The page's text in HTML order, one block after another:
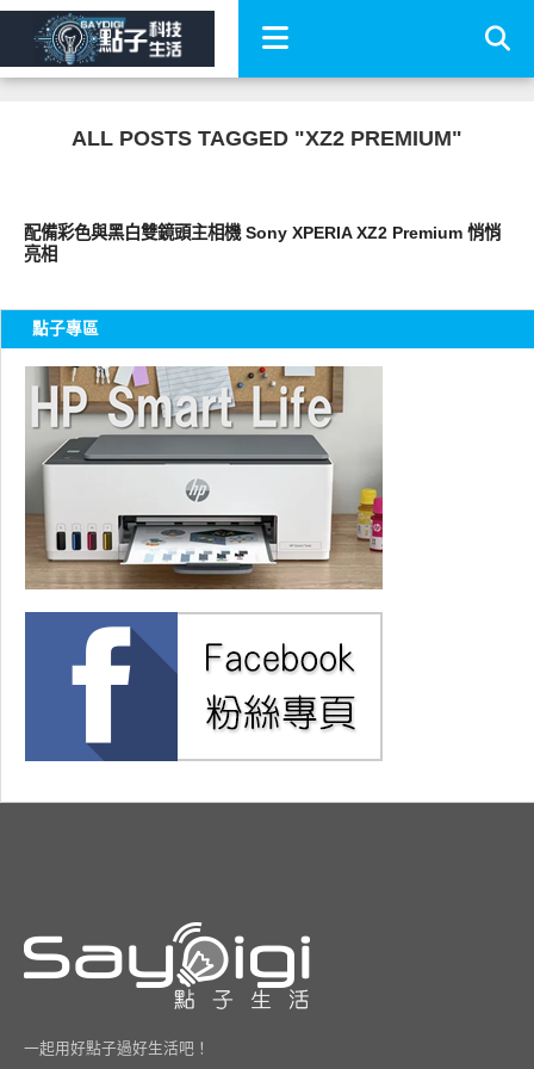
ALL POSTS TAGGED "XZ2 PREMIUM"
配備彩色與黑白雙鏡頭主相機 Sony XPERIA XZ2 Premium 悄悄
亮相
點子專區
一起用好點子過好生活吧！